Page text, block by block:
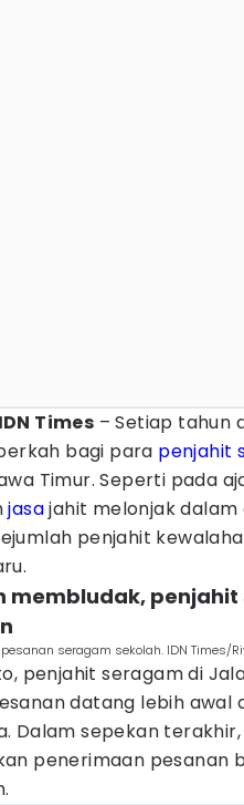
Times – Setiap tahun
bagi para penjahit
Timur. Seperti pada
jasajahit melonjak
penjahit
membludak,
seragam sekolah. IDN Times/
penjahit seragam di
datang lebih
Dalam sepekan
penerimaan pesanan